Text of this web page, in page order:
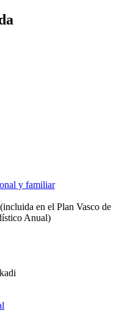
y familiar
en el Plan Vasco de
Anual)